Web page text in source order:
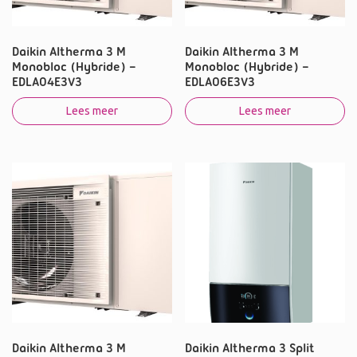
Daikin Altherma 3 M
Monobloc (Hybride) –
EDLA04E3V3
Lees meer
Daikin Altherma 3 M
Monobloc (Hybride) –
EDLA06E3V3
Lees meer
Daikin Altherma 3 M
Daikin Altherma 3 Split